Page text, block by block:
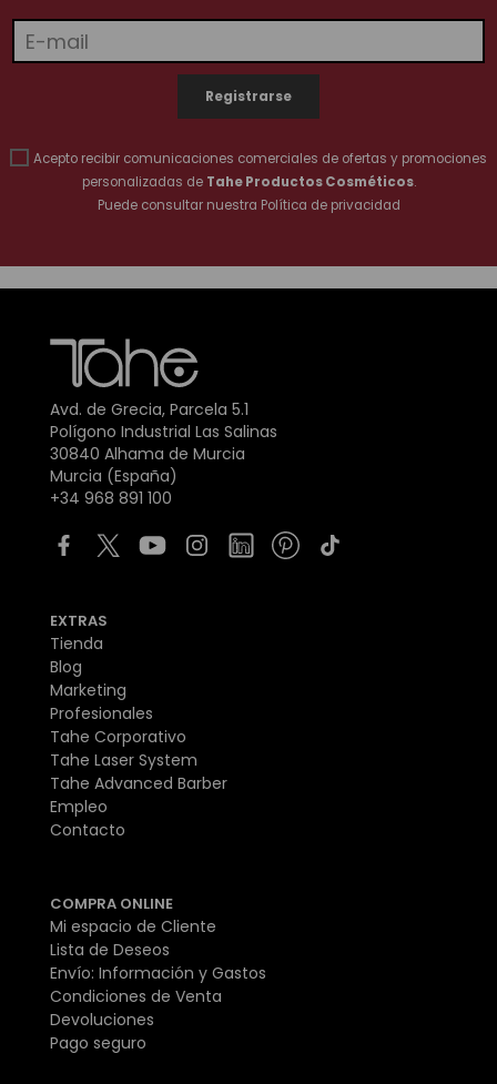
Acepto recibir comunicaciones comerciales de ofertas y promociones
personalizadas de Tahe Productos Cosméticos.
Puede consultar nuestra Política de privacidad
Avd. de Grecia, Parcela 5.1
Polígono Industrial Las Salinas
30840 Alhama de Murcia
Murcia (España)
+34 968 891 100
EXTRAS
Tienda
Blog
Marketing
Profesionales
Tahe Corporativo
Tahe Laser System
Tahe Advanced Barber
Empleo
Contacto
COMPRA ONLINE
Mi espacio de Cliente
Lista de Deseos
Envío: Información y Gastos
Condiciones de Venta
Devoluciones
Pago seguro